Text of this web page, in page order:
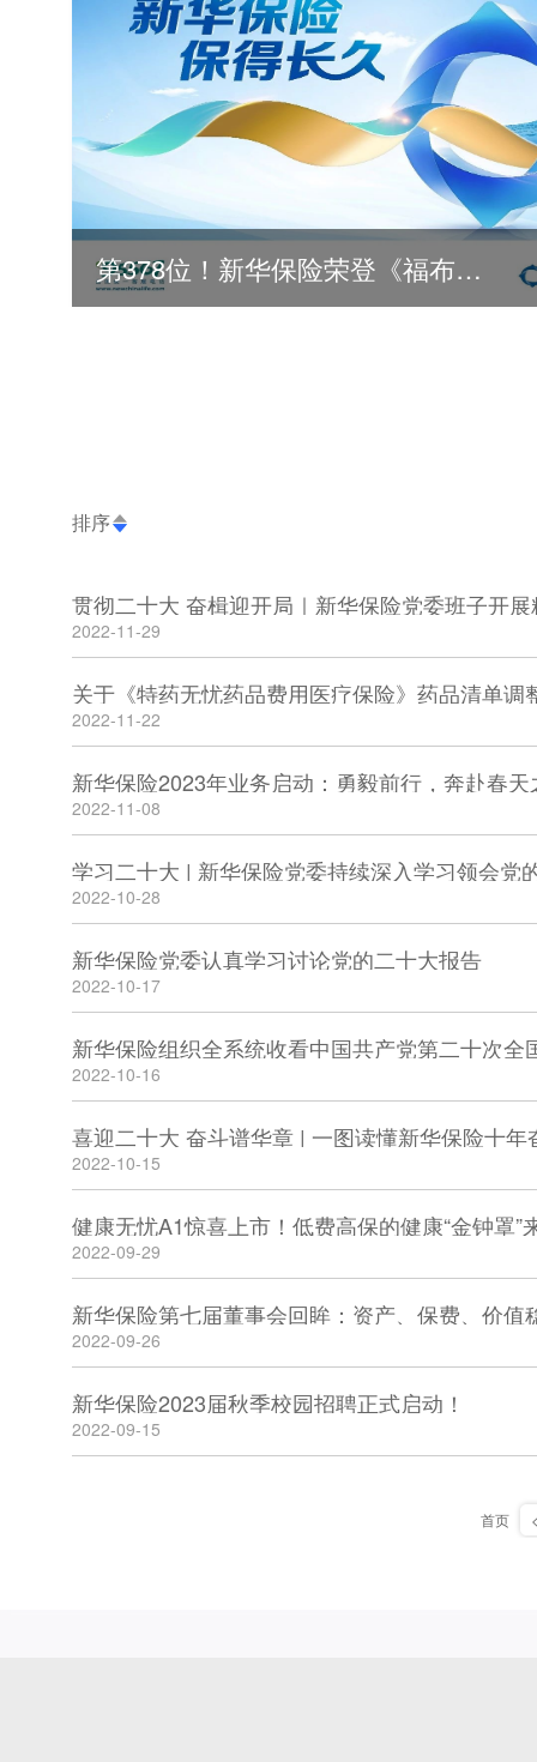
第378位！新华保险荣登《福布斯》全球500强
排序
贯彻二十大 奋楫迎开局｜新华保险党委班子开
2022-11-29
关于《特药无忧药品费用医疗保险》药品清单调
2022-11-22
新华保险2023年业务启动：勇毅前行，奔赴春天
2022-11-08
学习二十大 | 新华保险党委持续深入学习领会党
2022-10-28
新华保险党委认真学习讨论党的二十大报告
2022-10-17
新华保险组织全系统收看中国共产党第二十次全
2022-10-16
喜迎二十大 奋斗谱华章 | 一图读懂新华保险十年
2022-10-15
健康无忧A1惊喜上市！低费高保的健康“金钟罩”
2022-09-29
新华保险第七届董事会回眸：资产、保费、价值
2022-09-26
新华保险2023届秋季校园招聘正式启动！
2022-09-15
首页